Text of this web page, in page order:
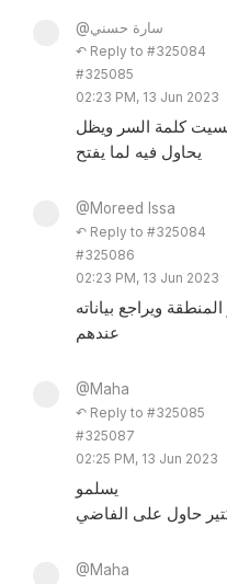
@سارة حسني
↶ Reply to #325084
#325085
02:23 PM, 13 Jun 2023
كلمة السر ويظل
يحاول فيه لما يفتح
@Moreed Issa
↶ Reply to #325084
#325086
02:23 PM, 13 Jun 2023
ويراجع بياناته
عندهم
@Maha
↶ Reply to #325085
#325087
02:25 PM, 13 Jun 2023
يسلمو
حاول على الفاضي
@Maha